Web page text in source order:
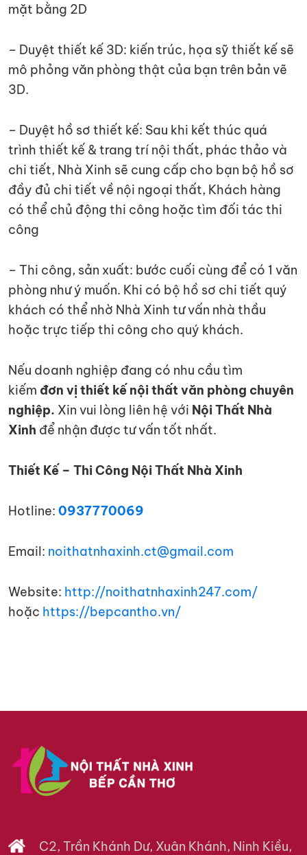
mặt bằng 2D
– Duyệt thiết kế 3D: kiến trúc, họa sỹ thiết kế sẽ
mô phỏng văn phòng thật của bạn trên bản vẽ
3D.
– Duyệt hồ sơ thiết kế: Sau khi kết thúc quá
trình thiết kế & trang trí nội thất, phác thảo và
chi tiết, Nhà Xinh sẽ cung cấp cho bạn bộ hồ sơ
đầy đủ chi tiết về nội ngoại thất, Khách hàng
có thể chủ động thi công hoặc tìm đối tác thi
công
– Thi công, sản xuất: bước cuối cùng để có 1 văn
phòng như ý muốn. Khi có bộ hồ sơ chi tiết quý
khách có thể nhờ Nhà Xinh tư vấn nhà thầu
hoặc trực tiếp thi công cho quý khách.
Nếu doanh nghiệp đang có nhu cầu tìm
kiếm đơn vị thiết kế nội thất văn phòng chuyên
nghiệp. Xin vui lòng liên hệ với Nội Thất Nhà
Xinh để nhận được tư vấn tốt nhất.
Thiết Kế – Thi Công Nội Thất Nhà Xinh
Hotline: 0937770069
Email: noithatnhaxinh.ct@gmail.com
Website: http://noithatnhaxinh247.com/
hoặc https://bepcantho.vn/
C2, Trần Khánh Dư, Xuân Khánh, Ninh Kiều,